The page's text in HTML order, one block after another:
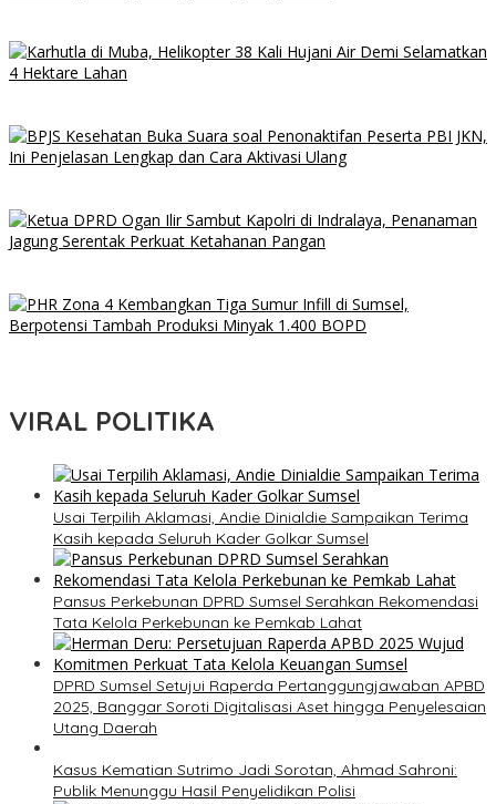
VIRAL POLITIKA
Usai Terpilih Aklamasi, Andie Dinialdie Sampaikan Terima
Kasih kepada Seluruh Kader Golkar Sumsel
Pansus Perkebunan DPRD Sumsel Serahkan Rekomendasi
Tata Kelola Perkebunan ke Pemkab Lahat
DPRD Sumsel Setujui Raperda Pertanggungjawaban APBD
2025, Banggar Soroti Digitalisasi Aset hingga Penyelesaian
Utang Daerah
Kasus Kematian Sutrimo Jadi Sorotan, Ahmad Sahroni:
Publik Menunggu Hasil Penyelidikan Polisi